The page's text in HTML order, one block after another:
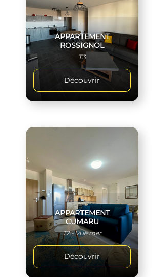
APPARTEMENT
ROSSIGNOL
T3
Découvrir
APPARTEMENT
CUMARU
T2 - Vue mer
Découvrir